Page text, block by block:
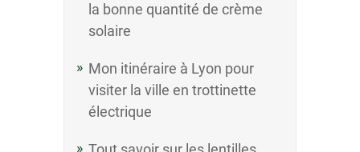
la bonne quantité de crème
solaire
Mon itinéraire à Lyon pour
visiter la ville en trottinette
électrique